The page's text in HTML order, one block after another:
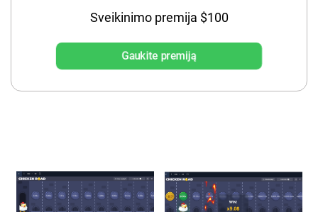
Sveikinimo premija $100
Gaukite premiją